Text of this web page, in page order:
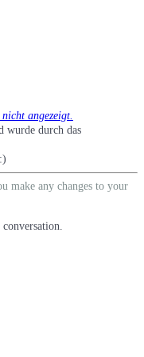
angezeigt.
wurde durch das
make any changes to your